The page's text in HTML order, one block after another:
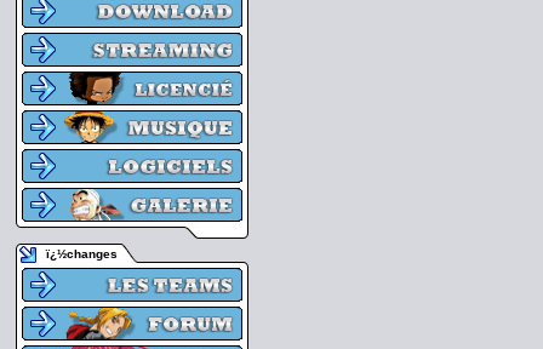
ï¿½changes